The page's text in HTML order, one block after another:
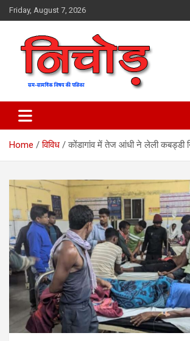
Skip
to
Friday, August 7, 2026
Nichod
Home विविध कोंडागांव में तेज आंधी ने लेली कबड्डी